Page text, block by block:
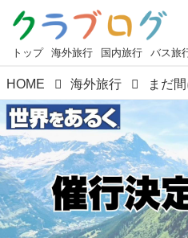
トップ 海外旅行 国内旅行 バス旅
HOME 海外旅行